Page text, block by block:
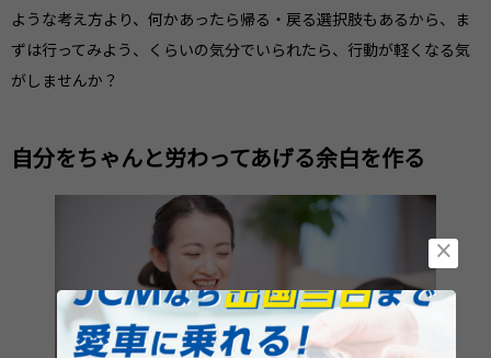
ような考え方より、何かあったら帰る・戻る選択肢もあるから、ま
ずは行ってみよう、くらいの気分でいられたら、行動が軽くなる気
がしませんか？
自分をちゃんと労わってあげる余白を作る
×